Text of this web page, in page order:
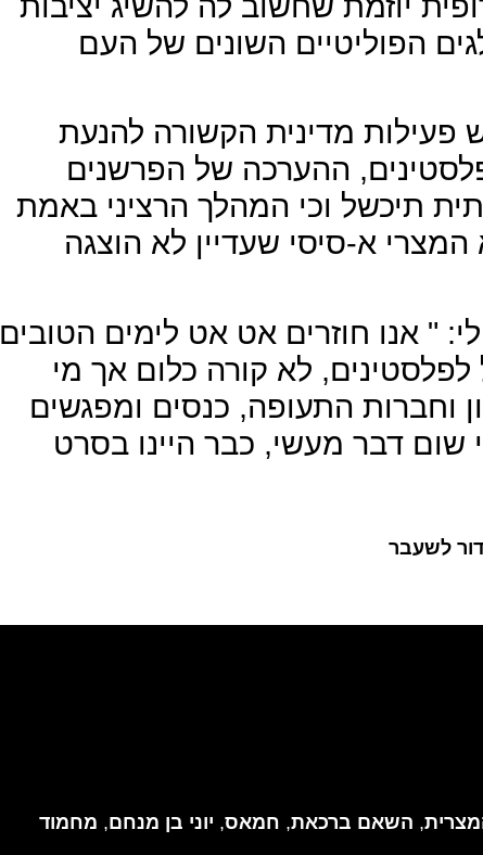
הפוליטיים השונים של העם
פעילות מדינית הקשורה להנעת
ההערכה של הפרשנים
תיכשל וכי המהלך הרציני באמת
המצרי א-סיסי שעדיין לא הוצגה
" אנו חוזרים אט אט לימים הטובים
לא קורה כלום אך מי
וחברות התעופה, כנסים ומפגשים
שום דבר מעשי, כבר היינו בסרט
לשעבר
, השאם ברכאת, חמאס, יוני בן מנחם, מחמוד